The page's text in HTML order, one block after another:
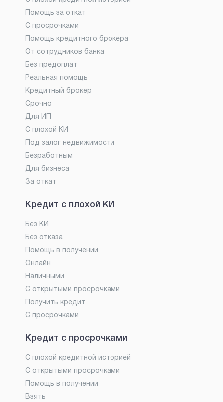
Помощь за откат
С просрочками
Помощь кредитного брокера
От сотрудников банка
Без предоплат
Реальная помощь
Кредитный брокер
Срочно
Для ИП
С плохой КИ
Под залог недвижимости
Безработным
Для бизнеса
За откат
Кредит с плохой КИ
Без КИ
Без отказа
Помощь в получении
Онлайн
Наличными
С открытыми просрочками
Получить кредит
С просрочками
Кредит с просрочками
С плохой кредитной историей
С открытыми просрочками
Помощь в получении
Взять